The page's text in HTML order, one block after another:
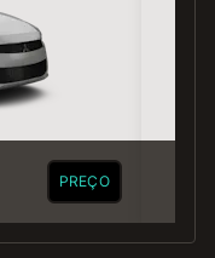
PREÇO